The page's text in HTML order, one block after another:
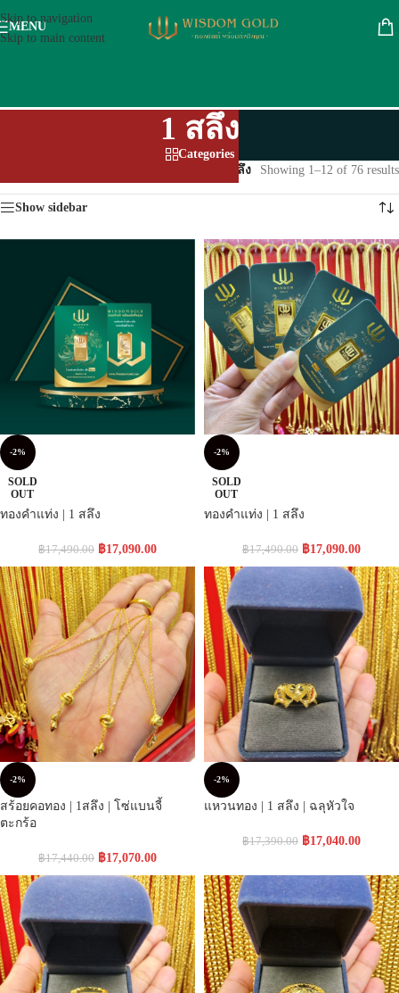
Skip to navigation
Skip to main content
MENU
1 สลึง
Categories
1 สลึง Showing 1–12 of 76 results
Show sidebar
-2%
SOLD
OUT
ทองคำแท่ง | 1 สลึง
฿17,490.00 ฿17,090.00
-2%
SOLD
OUT
ทองคำแท่ง | 1 สลึง
฿17,490.00 ฿17,090.00
-2%
สร้อยคอทอง | 1สลึง | โซ่แบนจี้
ตะกร้อ
฿17,440.00 ฿17,070.00
-2%
แหวนทอง | 1 สลึง | ฉลุหัวใจ
฿17,390.00 ฿17,040.00